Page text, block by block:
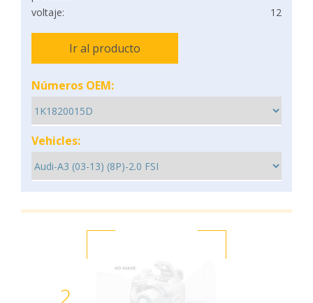
voltaje: 12
Ir al producto
Números OEM:
Vehicles:
2